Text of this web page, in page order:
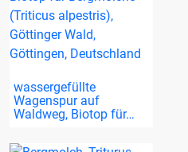
wassergefüllte
Wagenspur auf
Waldweg, Biotop für…